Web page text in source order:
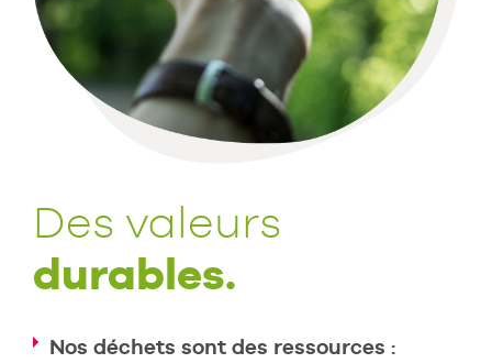
Des valeurs
durables.
Nos déchets sont des ressources :